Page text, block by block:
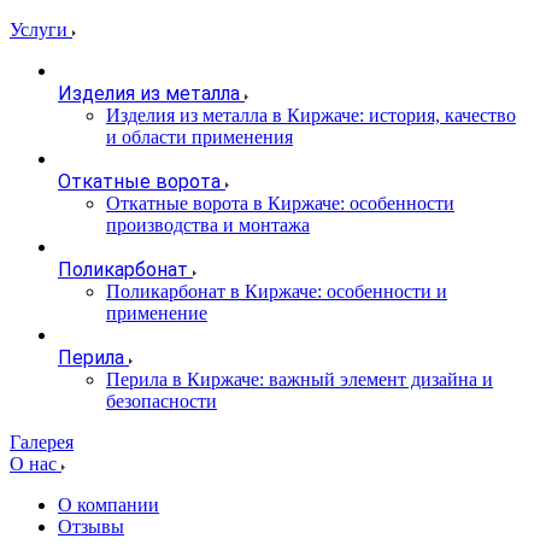
Услуги
Изделия из металла
Изделия из металла в Киржаче: история, качество
и области применения
Откатные ворота
Откатные ворота в Киржаче: особенности
производства и монтажа
Поликарбонат
Поликарбонат в Киржаче: особенности и
применение
Перила
Перила в Киржаче: важный элемент дизайна и
безопасности
Галерея
О нас
О компании
Отзывы